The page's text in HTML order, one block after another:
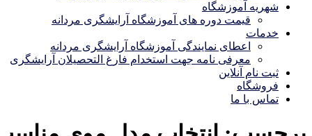
شهریه آموزشگاه
قیمت دوره های آموزشگاه آرایشگری مردانه
خدمات
اعطای نمایندگی آموزشگاه آرایشگری مردانه
معرفی نامه جهت استخدام فارغ التحصیلان آرایشگری
ثبت نام آنلاین
فروشگاه
تماس با ما